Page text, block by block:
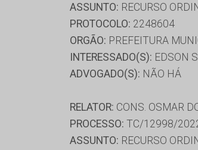
ASSUNTO: RECURSO
PROTOCOLO: 2248604
ORGÃO: PREFEITURA
INTERESSADO(S): EDSON
ADVOGADO(S): NÃO HÁ
RELATOR: CONS. OSMAR
PROCESSO: TC/12998/
ASSUNTO: RECURSO